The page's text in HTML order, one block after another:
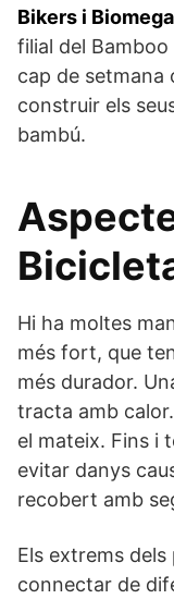
Bikers i Biomega
filial del
cap de setmana
construir els
bambú.
Hi ha moltes
més fort, que
més durador.
tracta amb
el mateix. Fins i
evitar danys
recobert amb
Els extrems
connectar de